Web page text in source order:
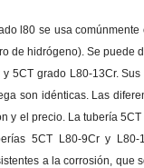
l80 se usa
de hidrógeno). Se puede
5CT grado L80-13Cr.
son idénticas. Las
y el precio. La tubería
5CT L80-9Cr y L80-
a la corrosión, que